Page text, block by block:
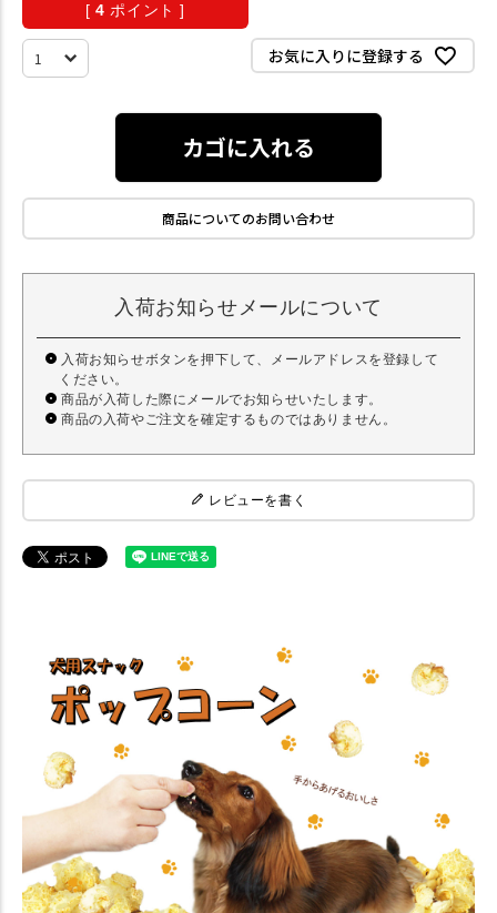
[ 4 ポイント ]
お気に入りに登録する
カゴに入れる
商品についてのお問い合わせ
入荷お知らせメールについて
入荷お知らせボタンを押下して、メールアドレスを登録して
ください。
商品が入荷した際にメールでお知らせいたします。
商品の入荷やご注文を確定するものではありません。
レビューを書く